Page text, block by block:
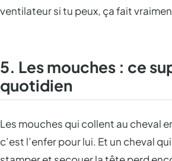
ventilateur si tu peux, ça fait
5. Les mouches : ce
quotidien
Les mouches qui collent au cheval
c’est l’enfer pour lui. Et un cheval